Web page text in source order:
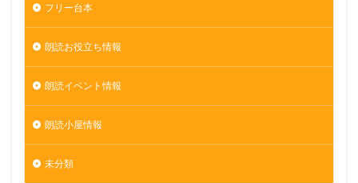
フリー台本
朗読お役立ち情報
朗読イベント情報
朗読小屋情報
未分類